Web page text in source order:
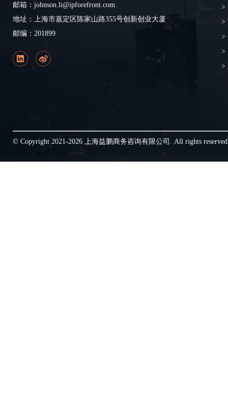
邮箱：johnson.li@ipforefront.com
地址：上海市嘉定区陈家山路355号创新创业大厦
邮编：201899
>
>
>
>
>
© Copyright 2021-2026 上海益鹏商务咨询有限公司. All rights